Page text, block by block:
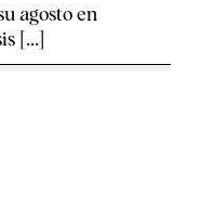
agosto en
[...]